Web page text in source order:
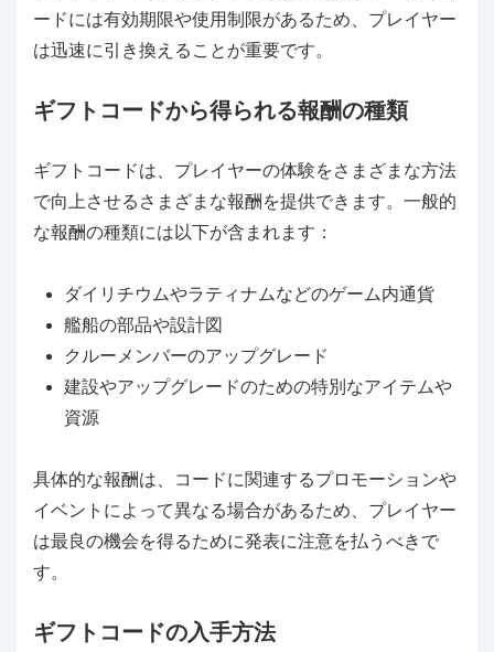
ードには有効期限や使用制限があるため、プレイヤー
は迅速に引き換えることが重要です。
ギフトコードから得られる報酬の種類
ギフトコードは、プレイヤーの体験をさまざまな方法
で向上させるさまざまな報酬を提供できます。一般的
な報酬の種類には以下が含まれます：
ダイリチウムやラティナムなどのゲーム内通貨
艦船の部品や設計図
クルーメンバーのアップグレード
建設やアップグレードのための特別なアイテムや
資源
具体的な報酬は、コードに関連するプロモーションや
イベントによって異なる場合があるため、プレイヤー
は最良の機会を得るために発表に注意を払うべきで
す。
ギフトコードの入手方法